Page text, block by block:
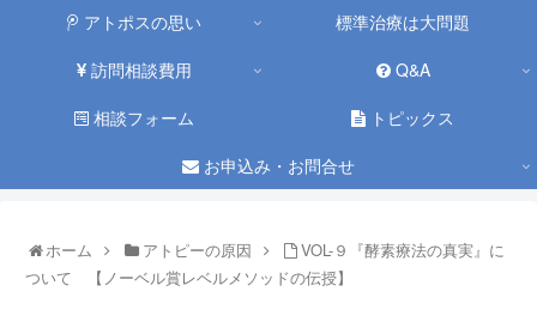
アトポスの思い
標準治療は大問題
訪問相談費用
Q&A
相談フォーム
トピックス
お申込み・お問合せ
ホーム アトピーの原因
VOL-９『酵素療法の真実』に
ついて 【ノーベル賞レベルメソッドの伝授】